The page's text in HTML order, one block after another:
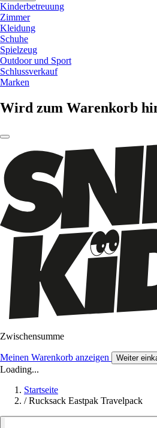
Kinderbetreuung
Zimmer
Kleidung
Schuhe
Spielzeug
Outdoor und Sport
Schlussverkauf
Marken
Wird zum Warenkorb
Zwischensumme
Meinen Warenkorb anzeigen Weiter
Loading...
Startseite
/ Rucksack Eastpak Travelpack